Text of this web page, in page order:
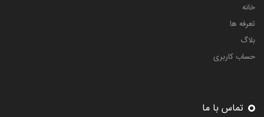
خانه
تعرفه ها
بلاگ
حساب کاربری
تماس با ما